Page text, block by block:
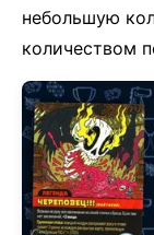
небольшую
количеством